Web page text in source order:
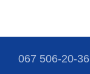
067 506-20-36